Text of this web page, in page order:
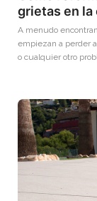
grietas en
A menudo
empiezan a perder
o cualquier otro